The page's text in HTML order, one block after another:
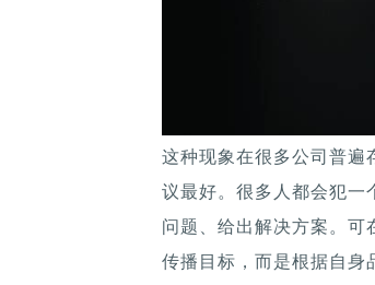
这种现象在很多公司普遍
议最好。很多人都会犯一
问题、给出解决方案。可
传播目标，而是根据自身